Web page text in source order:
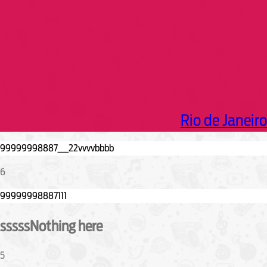
Rio de Janeiro
6
sssssNothing here
5